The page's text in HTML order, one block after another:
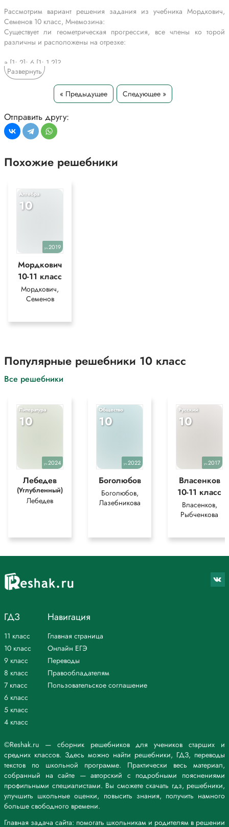
Рассмотрим вариант решения задания из учебника Мордкович,
Семенов 10 класс, Мнемозина:
Существует ли геометрическая прогрессия, все члены ко торой
различны и расположены на отрезке:
a [1; 2]; 6 [1; 1,2]?
Если существует, то приведите соответствующий пример если нe
существует, то докажите это.
для более полного понимания решения.
Развернуть
« Предыдущее Следующее »
Отправить другу:
Похожие решебники
Алгебра
10
уч.2019
Мордкович
10-11 класс
Мордкович,
Семенов
Популярные решебники 10 класс
Все решебники
Литература
10
уч.2024
Лебедев
(Углубленный)
Лебедев
Общество
10
уч.2022
Боголюбов
Боголюбов,
Лазебникова
Русский
10
уч.2017
Власенков
10-11 класс
Власенков,
Рыбченкова
©Reshak.ru — сборник решебников для учеников старших и
средних классов. Здесь можно найти решебники, ГДЗ, переводы
текстов по школьной программе. Практически весь материал,
собранный на сайте — авторский с подробными пояснениями
профильными специалистами. Вы сможете скачать гдз, решебники,
улучшить школьные оценки, повысить знания, получить намного
больше свободного времени.
Главная задача сайта: помогать школьникам и родителям в решении
ГДЗ
11 класс
10 класс
9 класс
8 класс
7 класс
6 класс
5 класс
4 класс
Навигация
Главная страница
Онлайн ЕГЭ
Переводы
Правообладателям
Пользовательское соглашение